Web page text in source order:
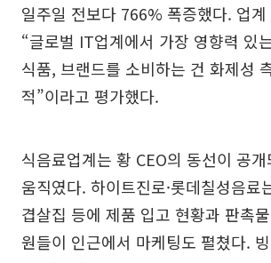
일주일 전보다 766% 폭증했다. 업
“글로벌 IT업계에서 가장 영향력 있
식품, 브랜드를 소비하는 건 화제성
적”이라고 평가했다.
식음료업계는 황 CEO의 동선이 공
움직였다. 하이트진로·롯데칠성음료
겹살집 등에 제품 입고 현황과 판촉
원들이 인근에서 마케팅도 펼쳤다.